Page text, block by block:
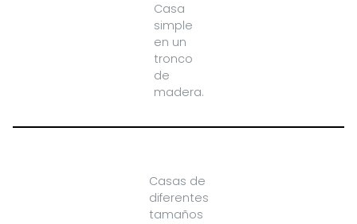
Casa
simple
en un
tronco
de
madera.
Casas de
diferentes
tamaños